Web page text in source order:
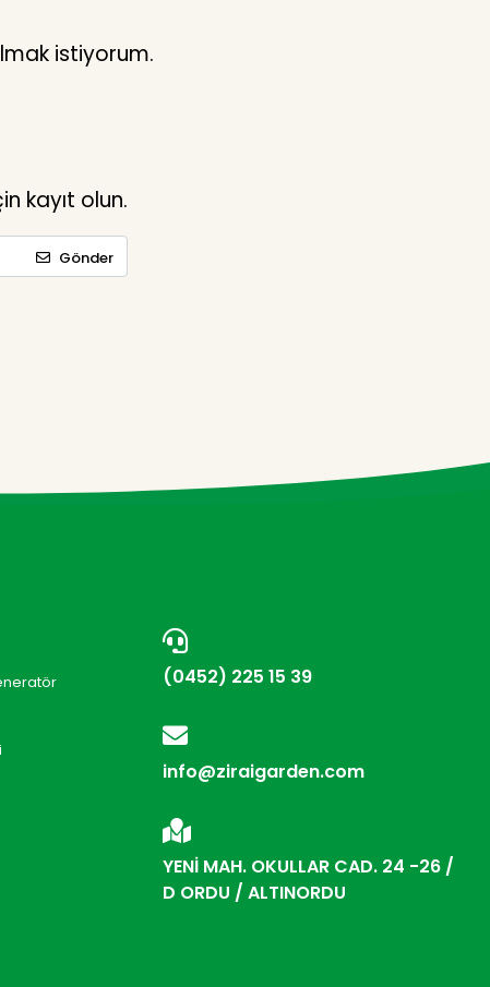
istiyorum.
kayıt olun.
Gönder
(0452) 225 15 39
info@ziraigarden.com
YENİ MAH. OKULLAR CAD. 24 -26 /
D ORDU / ALTINORDU